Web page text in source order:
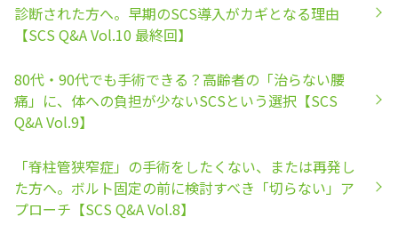
診断された方へ。早期のSCS導入がカギとなる理由
【SCS Q&A Vol.10 最終回】
80代・90代でも手術できる？高齢者の「治らない腰
痛」に、体への負担が少ないSCSという選択【SCS
Q&A Vol.9】
「脊柱管狭窄症」の手術をしたくない、または再発し
た方へ。ボルト固定の前に検討すべき「切らない」ア
プローチ【SCS Q&A Vol.8】